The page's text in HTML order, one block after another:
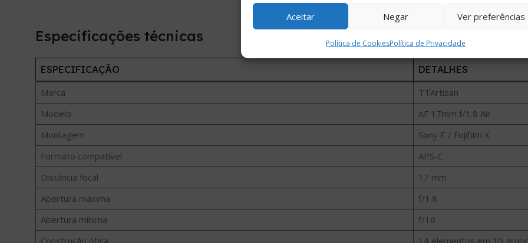
Aceitar Negar Ver preferências
Política de CookiesPolítica de Privacidade
Especificações técnicas
ESPECIFICAÇÃO
DETALHES
Marca
TTArtisan
Modelo
AF 17mm f/1.8 Air
Montagem
Sony E / Fujifilm X
Formato compatível
APS-C
Distância focal
17 mm
Abertura máxima
f/1.8
Abertura mínima
f/16
Construção ótica
14 elementos em 10